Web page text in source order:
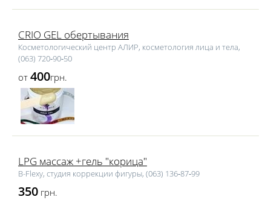
CRIO GEL обертывания
Косметологический центр АЛИР, косметология лица и тела,
(063) 720‑90‑50
от 400грн.
LPG массаж +гель "корица"
B-Flexy, студия коррекции фигуры, (063) 136‑87‑99
350 грн.